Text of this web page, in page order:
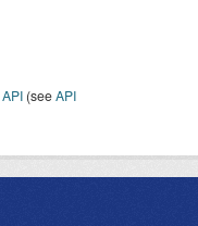
API (seeAPI